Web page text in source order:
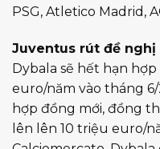
PSG, Atletico Madrid,
Juventus rút đề nghị
Dybala sẽ hết hạn
euro/năm vào tháng
hợp đồng mới, đồng
lên lên 10 triệu euro/